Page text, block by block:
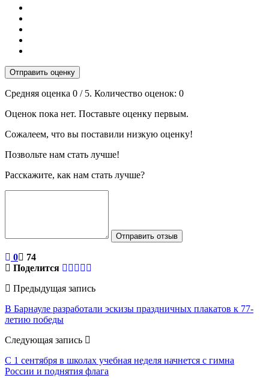
Отправить оценку
Средняя оценка 0 / 5. Количество оценок: 0
Оценок пока нет. Поставьте оценку первым.
Сожалеем, что вы поставили низкую оценку!
Позвольте нам стать лучше!
Расскажите, как нам стать лучше?
Отправить отзыв
0
74
Поделится
Предыдущая запись
В Барнауле разработали эскизы праздничных плакатов к 77-
летию победы
Следующая запись
С 1 сентября в школах учебная неделя начнется с гимна
России и поднятия флага